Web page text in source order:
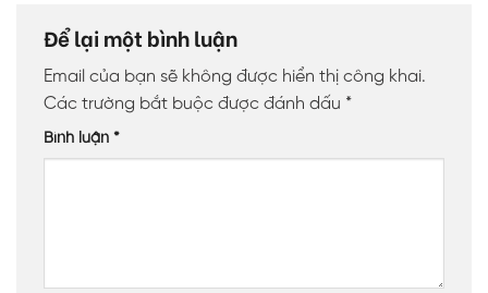
Để lại một bình luận
Email của bạn sẽ không được hiển thị công khai.
Các trường bắt buộc được đánh dấu *
Bình luận *